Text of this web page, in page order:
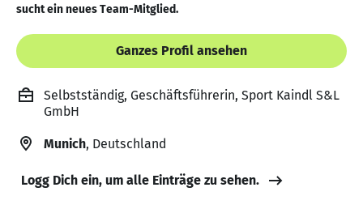
sucht ein neues Team-Mitglied.
Ganzes Profil ansehen
Selbstständig, Geschäftsführerin, Sport Kaindl S&L
GmbH
Munich, Deutschland
Logg Dich ein, um alle Einträge zu sehen.